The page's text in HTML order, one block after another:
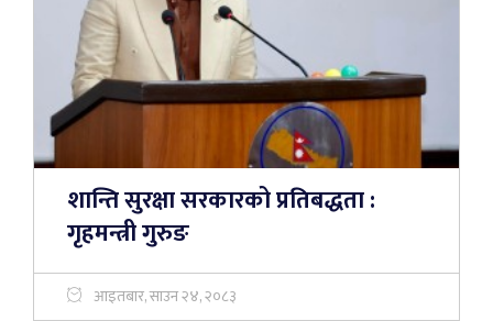
शान्ति सुरक्षा सरकारको प्रतिबद्धता :
गृहमन्त्री गुरुङ
आइतबार, साउन २४, २०८३